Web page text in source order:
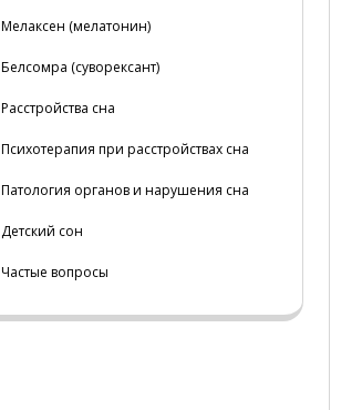
Мелаксен (мелатонин)
Белсомра (суворексант)
Расстройства сна
Психотерапия при расстройствах сна
Патология органов и нарушения сна
Детский сон
Частые вопросы